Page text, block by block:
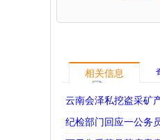
相关信息
云南会泽私挖盗采矿
纪检部门回应一公务